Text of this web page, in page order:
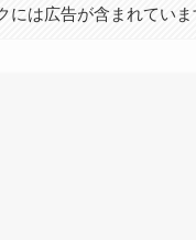
には広告が含まれていま